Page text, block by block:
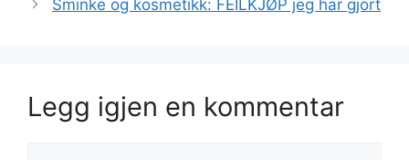
Sminke og kosmetikk: FEILKJØP jeg har gjort
Legg igjen en kommentar